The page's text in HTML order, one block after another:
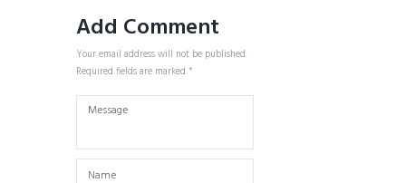
Add Comment
Your email address will not be published.
Required fields are marked *